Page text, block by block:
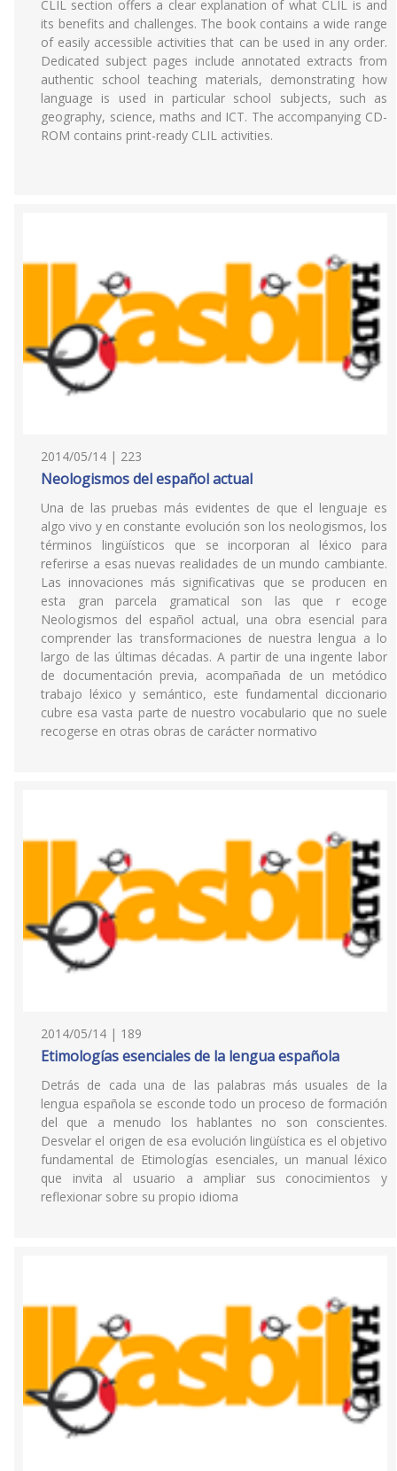
CLIL section offers a clear explanation of what CLIL is and
its benefits and challenges. The book contains a wide range
of easily accessible activities that can be used in any order.
Dedicated subject pages include annotated extracts from
authentic school teaching materials, demonstrating how
language is used in particular school subjects, such as
geography, science, maths and ICT. The accompanying CD-
ROM contains print-ready CLIL activities.
2014/05/14 | 223
Neologismos del español actual
Una de las pruebas más evidentes de que el lenguaje es
algo vivo y en constante evolución son los neologismos, los
términos lingüísticos que se incorporan al léxico para
referirse a esas nuevas realidades de un mundo cambiante.
Las innovaciones más significativas que se producen en
esta gran parcela gramatical son las que r ecoge
Neologismos del español actual, una obra esencial para
comprender las transformaciones de nuestra lengua a lo
largo de las últimas décadas. A partir de una ingente labor
de documentación previa, acompañada de un metódico
trabajo léxico y semántico, este fundamental diccionario
cubre esa vasta parte de nuestro vocabulario que no suele
recogerse en otras obras de carácter normativo
2014/05/14 | 189
Etimologías esenciales de la lengua española
Detrás de cada una de las palabras más usuales de la
lengua española se esconde todo un proceso de formación
del que a menudo los hablantes no son conscientes.
Desvelar el origen de esa evolución lingüística es el objetivo
fundamental de Etimologías esenciales, un manual léxico
que invita al usuario a ampliar sus conocimientos y
reflexionar sobre su propio idioma